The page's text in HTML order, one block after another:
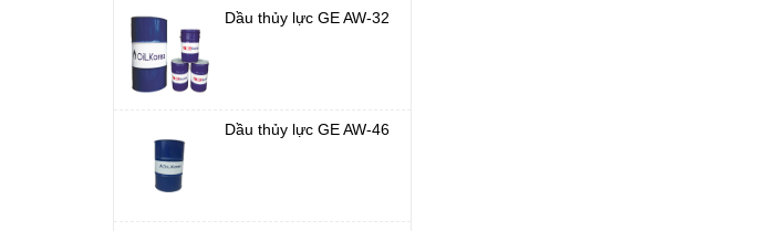
Dầu thủy lực GE AW-32
Dầu thủy lực GE AW-46